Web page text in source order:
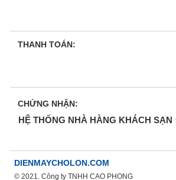
HỆ THỐNG NHÀ HÀNG KHÁCH SẠN
THANH TOÁN:
CHỨNG NHẬN:
DIENMAYCHOLON.COM
© 2021. Công ty TNHH CAO PHONG